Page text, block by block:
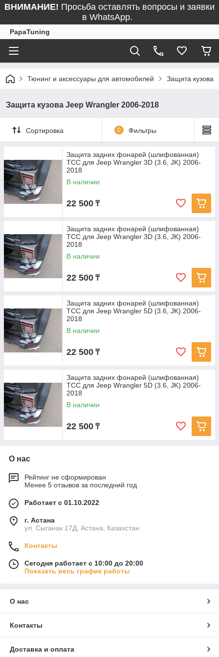
ВНИМАНИЕ! Просьба оставлять вопросы и заявки
в WhatsApp.
PapaTuning
Тюнинг и аксессуары для автомобилей Защита кузова
Защита кузова Jeep Wrangler 2006-2018
Сортировка 0 Фильтры
Защита задних фонарей (шлифованная)
ТСС для Jeep Wrangler 3D (3.6, JK) 2006-
2018
В наличии
22 500 ₸
Защита задних фонарей (шлифованная)
ТСС для Jeep Wrangler 3D (3.6, JK) 2006-
2018
В наличии
22 500 ₸
Защита задних фонарей (шлифованная)
ТСС для Jeep Wrangler 5D (3.6, JK) 2006-
2018
В наличии
22 500 ₸
Защита задних фонарей (шлифованная)
ТСС для Jeep Wrangler 5D (3.6, JK) 2006-
2018
В наличии
22 500 ₸
О нас
Рейтинг не сформирован
Менее 5 отзывов за последний год
Работает с 01.10.2022
г. Астана
ул. Сыганак 17Д, Астана, Казахстан
Контакты
Сегодня работает с 10:00 до 20:00
Показать весь график работы
О нас
Контакты
Доставка и оплата